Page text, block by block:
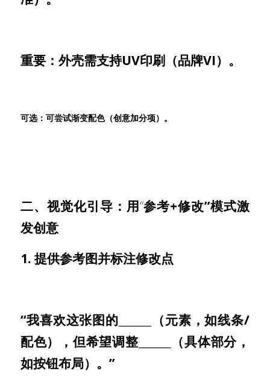
重要：外壳需支持UV印刷（品牌VI）。
可选：可尝试渐变配色（创意加分项）。
二、视觉化引导：用“参考+修改”模式激
发创意
1. 提供参考图并标注修改点
“我喜欢这张图的______（元素，如线条/
配色），但希望调整______（具体部分，
如按钮布局）。”